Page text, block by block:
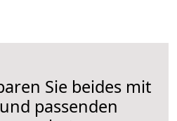
Sie beides mit
passenden